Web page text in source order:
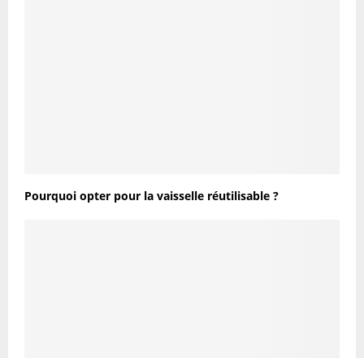
Pourquoi opter pour la vaisselle réutilisable ?